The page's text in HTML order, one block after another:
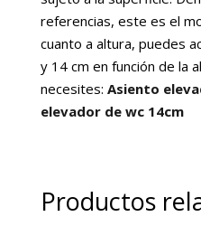
referencias, este es el
cuanto a altura, puedes
y 14 cm en función de la
necesites: Asiento
elevador de wc 14cm
Productos